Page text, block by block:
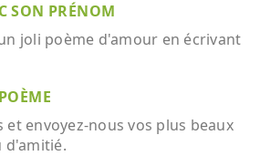
SON PRÉNOM
joli poème d'amour en écrivant
et envoyez-nous vos plus beaux
d'amitié.